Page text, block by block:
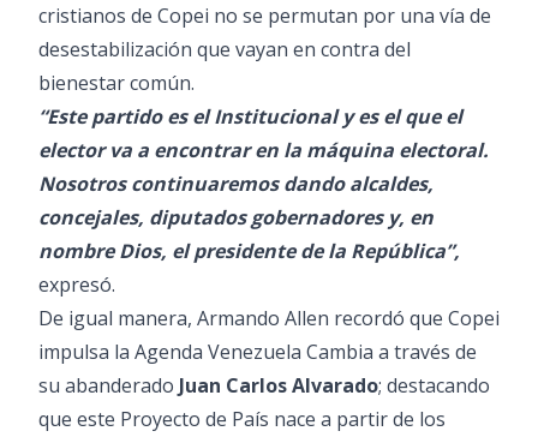
cristianos de Copei no se permutan por una vía de
desestabilización que vayan en contra del
bienestar común.
“Este partido es el Institucional y es el que el
elector va a encontrar en la máquina electoral.
Nosotros continuaremos dando alcaldes,
concejales, diputados gobernadores y, en
nombre Dios, el presidente de la República”,
expresó.
De igual manera, Armando Allen recordó que Copei
impulsa la Agenda Venezuela Cambia a través de
su abanderado Juan Carlos Alvarado; destacando
que este Proyecto de País nace a partir de los